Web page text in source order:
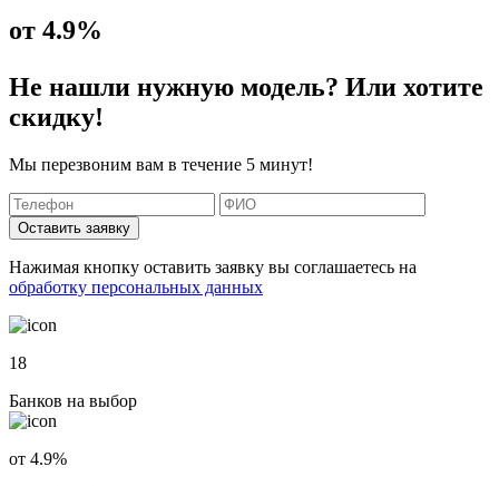
от 4.9%
Не нашли нужную модель? Или хотите
скидку!
Мы перезвоним вам в течение 5 минут!
Оставить заявку
Нажимая кнопку оставить заявку вы соглашаетесь на
обработку персональных данных
18
Банков на выбор
от 4.9%